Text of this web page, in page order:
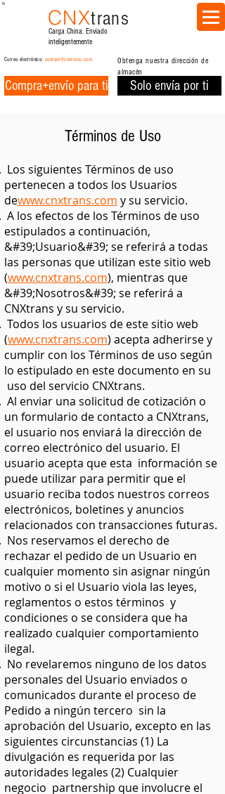
CNXtrans
Carga China. Enviado
inteligentemente
Correo electrónico: contact@cnxtrans.com
Compra+envío para ti
Obtenga nuestra dirección de
almacén
Solo envía por ti
Términos de Uso
Los siguientes Términos de uso
pertenecen a todos los Usuarios
dewww.cnxtrans.com y su servicio.
A los efectos de los Términos de uso
estipulados a continuación,
&#39;Usuario&#39; se referirá a todas
las personas que utilizan este sitio web
(www.cnxtrans.com), mientras que
&#39;Nosotros&#39; se referirá a
CNXtrans y su servicio.
Todos los usuarios de este sitio web
(www.cnxtrans.com) acepta adherirse y
cumplir con los Términos de uso según
lo estipulado en este documento en su
uso del servicio CNXtrans.
Al enviar una solicitud de cotización o
un formulario de contacto a CNXtrans,
el usuario nos enviará la dirección de
correo electrónico del usuario. El
usuario acepta que esta información se
puede utilizar para permitir que el
usuario reciba todos nuestros correos
electrónicos, boletines y anuncios
relacionados con transacciones futuras.
Nos reservamos el derecho de
rechazar el pedido de un Usuario en
cualquier momento sin asignar ningún
motivo o si el Usuario viola las leyes,
reglamentos o estos términos y
condiciones o se considera que ha
realizado cualquier comportamiento
ilegal.
No revelaremos ninguno de los datos
personales del Usuario enviados o
comunicados durante el proceso de
Pedido a ningún tercero sin la
aprobación del Usuario, excepto en las
siguientes circunstancias (1) La
divulgación es requerida por las
autoridades legales (2) Cualquier
negocio partnership que involucre el